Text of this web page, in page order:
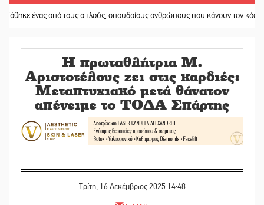
ένας από τους απλούς, σπουδαίους ανθρώπους που κάνουν τον κόσμο λίγο
Η πρωταθλήτρια Μ.
Αριστοτέλους ζει στις καρδιές:
Μεταπτυχιακό μετά θάνατον
απένειμε το ΤΟΔΑ Σπάρτης
Τρίτη, 16 Δεκέμβριος 2025 14:48